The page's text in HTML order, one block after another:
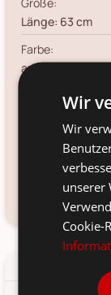
Länge: 63 cm
Farbe:
antique cherry
Material:
Polyester,
Voraussichtliche
-14.
Frage zum
Wir
Wir
unserer
Cookie-